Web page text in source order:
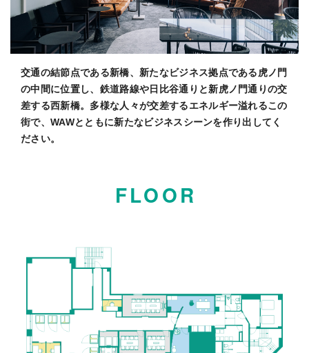
交通の結節点である新橋、新たなビジネス拠点である虎ノ門
の中間に位置し、鉄道路線や日比谷通りと新虎ノ門通りの交
差する西新橋。多様な人々が交差するエネルギー溢れるこの
街で、WAWとともに新たなビジネスシーンを作り出してく
ださい。
FLOOR